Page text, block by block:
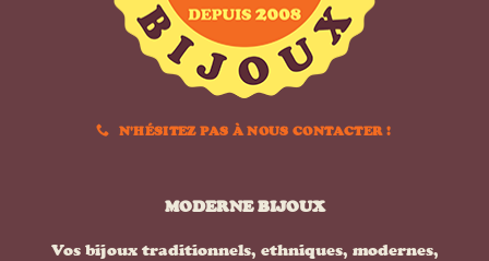
N'HÉSITEZ PAS À NOUS CONTACTER !
MODERNE BIJOUX
Vos bijoux traditionnels, ethniques, modernes,